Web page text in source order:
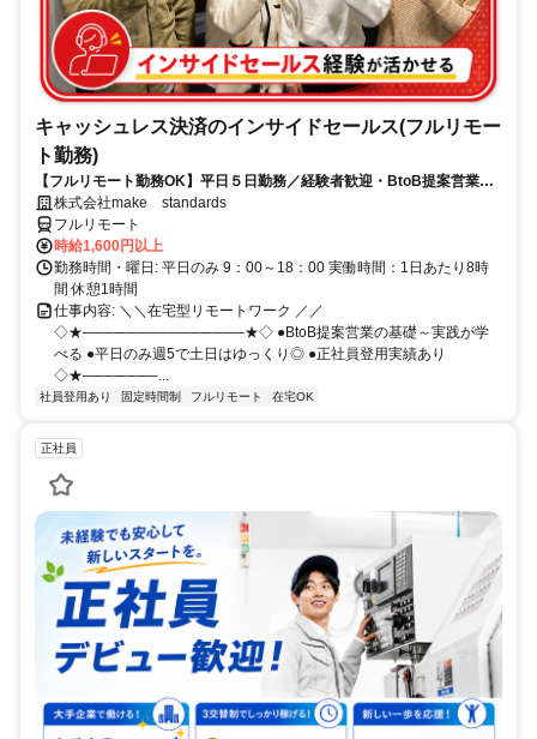
キャッシュレス決済のインサイドセールス(フルリモー
ト勤務)
【フルリモート勤務OK】平日５日勤務／経験者歓迎・BtoB提案営業で
スキルアップ
株式会社make standards
フルリモート
時給1,600円以上
勤務時間・曜日: 平日のみ 9：00～18：00 実働時間：1日あたり8時
間 休憩1時間
仕事内容: ＼＼在宅型リモートワーク ／／
◇★───────────────★◇ ●BtoB提案営業の基礎～実践が学
べる ●平日のみ週5で土日はゆっくり◎ ●正社員登用実績あり
◇★───────...
社員登用あり 固定時間制 フルリモート 在宅OK
正社員